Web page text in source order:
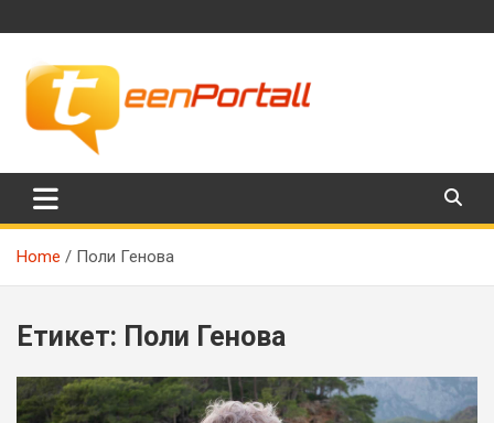
to
TeenPortall
Home Поли Генова
Етикет: Поли Генова